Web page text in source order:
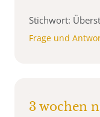
Stichwort:
Frage und
3 wochen